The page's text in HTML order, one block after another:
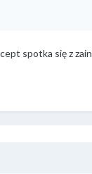
spotka się z